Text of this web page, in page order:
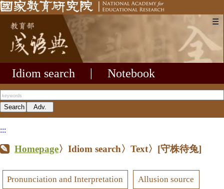
☰
Idiom search Notebook
:::
Homepage〉Idiom search〉Text〉 [守株待兔]
Pronunciation and Interpretation Allusion source